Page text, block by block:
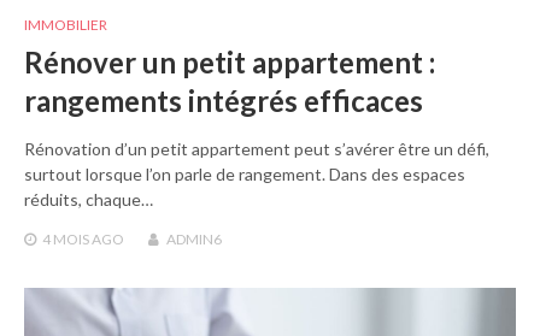
IMMOBILIER
Rénover un petit appartement :
rangements intégrés efficaces
Rénovation d’un petit appartement peut s’avérer être un défi,
surtout lorsque l’on parle de rangement. Dans des espaces
réduits, chaque…
4 MOISAGO ADMIN6